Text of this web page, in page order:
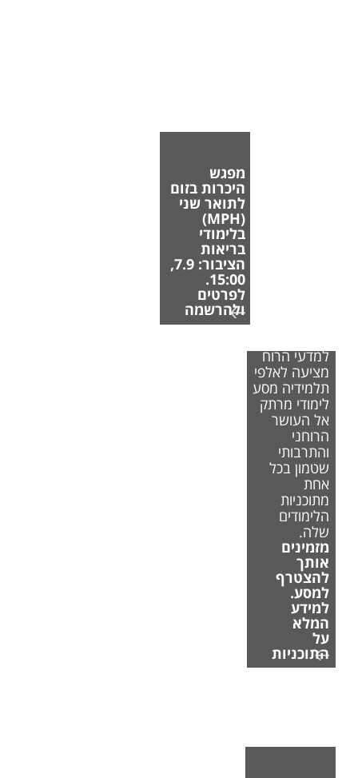
מפגש
היכרות בזום
לתואר שני
(MPH)
בלימודי
בריאות
הציבור: 7.9,
15:00.
לפרטים
ולהרשמה
למדעי הרוח
מציעה לאלפי
תלמידיה מסע
לימודי מרתק
אל העושר
הרוחני
והתרבותי
שטמון בכל
אחת
מתוכניות
הלימודים
שלה.
מזמינים
אותך
להצטרף
למסע.
למידע
המלא
על
התוכניות